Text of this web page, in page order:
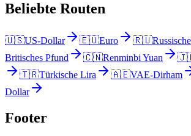
Beliebte Routen
🇺🇸US-Dollar 🇪🇺Euro 🇷🇺
Britisches Pfund
🇨🇳Renminbi Yuan
🇹🇷Türkische Lira 🇦🇪VAE-Dirham
Dollar
Footer